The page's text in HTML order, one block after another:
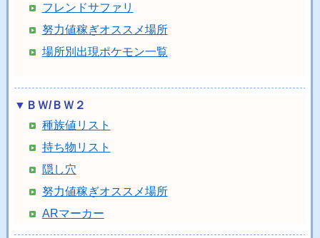
フレンドサファリ
努力値稼ぎオススメ場所
場所別出現ポケモン一覧
▼ＢＷ/ＢＷ２
種族値リスト
持ち物リスト
隠し穴
努力値稼ぎオススメ場所
ARマーカー